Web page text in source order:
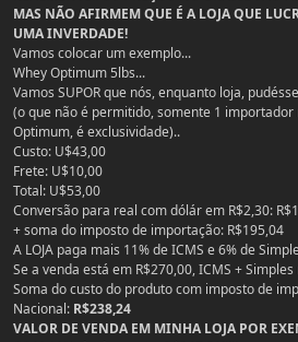
MAS NÃO AFIRMEM QUE É A LOJA QUE
UMA INVERDADE!
Vamos colocar um exemplo...
Whey Optimum 5lbs...
Vamos SUPOR que nós, enquanto loja,
(o que não é permitido, somente 1
Optimum, é exclusividade)..
Custo: U$43,00
Frete: U$10,00
Total: U$53,00
Conversão para real com dólár em R$2,30:
+ soma do imposto de importação: R$195,04
A LOJA paga mais 11% de ICMS e 6% de
Se a venda está em R$270,00, ICMS +
Soma do custo do produto com imposto de
Nacional: R$238,24
VALOR DE VENDA EM MINHA LOJA POR